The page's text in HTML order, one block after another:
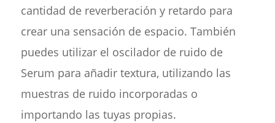
cantidad de reverberación y retardo para
crear una sensación de espacio. También
puedes utilizar el oscilador de ruido de
Serum para añadir textura, utilizando las
muestras de ruido incorporadas o
importando las tuyas propias.